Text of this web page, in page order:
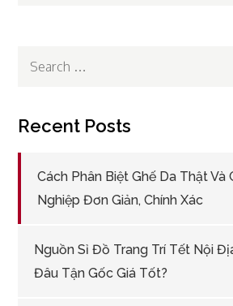
Search
Recent Posts
Cách Phân Biệt Ghế Da Thật Và
Nghiệp Đơn Giản, Chính Xác
Nguồn Sỉ Đồ Trang Trí Tết Nội
Đâu Tận Gốc Giá Tốt?